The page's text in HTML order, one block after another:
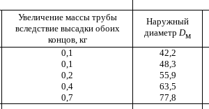
Увеличение массы трубы
вследствие высадки обоих
концов, кг
Наружный
диаметр Dм
0,1 42,2
0,1 48,3
0,2 55,9
0,4 63,5
0,7 77,8